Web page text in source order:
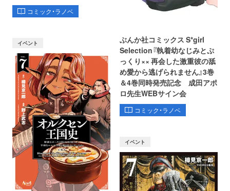
コミック・ラノベ
ぶんか社コミックス S*girl
Selection『執着幼なじみとぷ
っくり×× 再会した激重彼の舐
め愛から逃げられません』3巻
＆4巻同時発売記念 成田アポ
ロ先生WEBサイン会
コミック・ラノベ
イベント
イベント